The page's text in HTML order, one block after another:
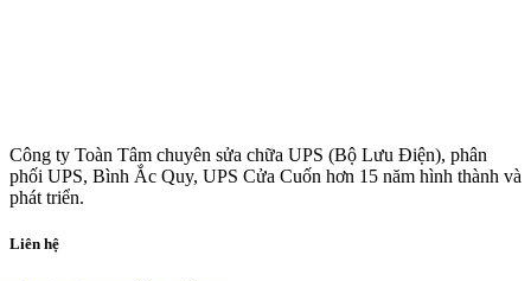
Công ty Toàn Tâm chuyên sửa chữa UPS (Bộ Lưu Điện), phân
phối UPS, Bình Ắc Quy, UPS Cửa Cuốn hơn 15 năm hình thành và
phát triển.
Liên hệ